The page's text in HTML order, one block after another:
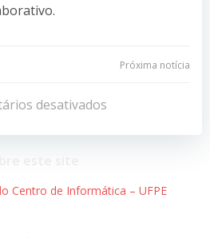
Navegação
de
Post
Próxima notícia
desativados
Centro de Informática – UFPE